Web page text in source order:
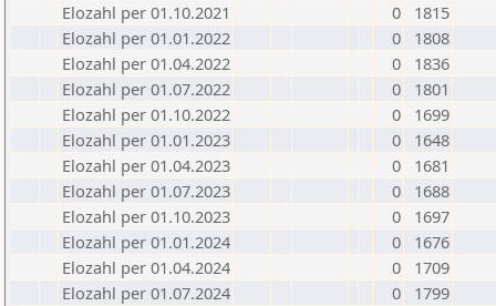
Elozahl per 01.10.2021
0
1815
Elozahl per 01.01.2022
0
1808
Elozahl per 01.04.2022
0
1836
Elozahl per 01.07.2022
0
1801
Elozahl per 01.10.2022
0
1699
Elozahl per 01.01.2023
0
1648
Elozahl per 01.04.2023
0
1681
Elozahl per 01.07.2023
0
1688
Elozahl per 01.10.2023
0
1697
Elozahl per 01.01.2024
0
1676
Elozahl per 01.04.2024
0
1709
Elozahl per 01.07.2024
0
1799